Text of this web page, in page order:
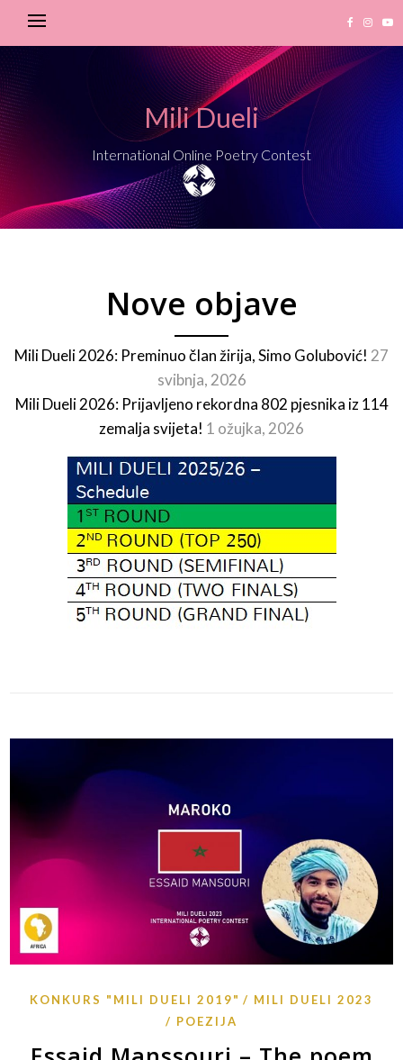
Mili Dueli
International Online Poetry Contest
Nove objave
Mili Dueli 2026: Preminuo član žirija, Simo Golubović! 27
svibnja, 2026
Mili Dueli 2026: Prijavljeno rekordna 802 pjesnika iz 114
zemalja svijeta! 1 ožujka, 2026
KONKURS "MILI DUELI 2019"
MILI DUELI 2023
POEZIJA